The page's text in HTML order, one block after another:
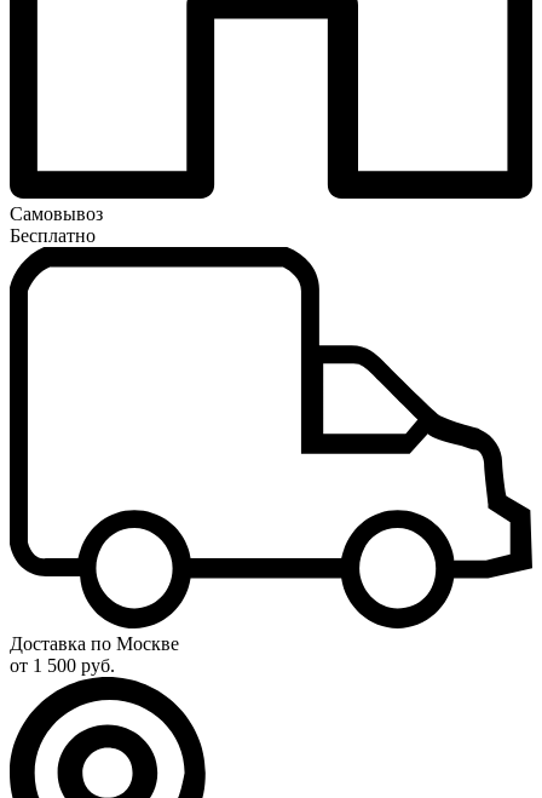
Самовывоз
Бесплатно
Доставка по Москве
от 1 500 руб.